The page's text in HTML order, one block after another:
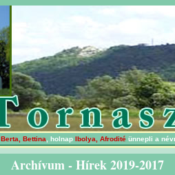
Berta, Bettina , holnap Ibolya, Afrodité ünnepli a
Archívum - Hírek 2019-2017